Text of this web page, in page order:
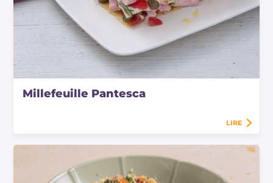
Millefeuille Pantesca
LIRE